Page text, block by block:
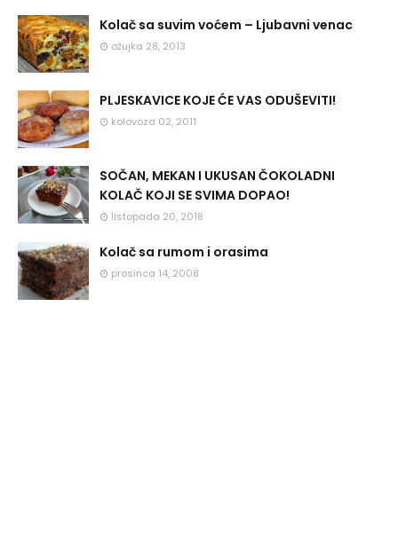
Kolač sa suvim voćem – Ljubavni venac
ožujka 28, 2013
PLJESKAVICE KOJE ĆE VAS ODUŠEVITI!
kolovoza 02, 2011
SOČAN, MEKAN I UKUSAN ČOKOLADNI
KOLAČ KOJI SE SVIMA DOPAO!
listopada 20, 2018
Kolač sa rumom i orasima
prosinca 14, 2008